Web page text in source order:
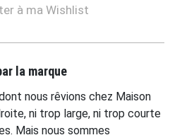
à ma Wishlist
la marque
nous rêvions chez Maison
ni trop large, ni trop courte
Mais nous sommes